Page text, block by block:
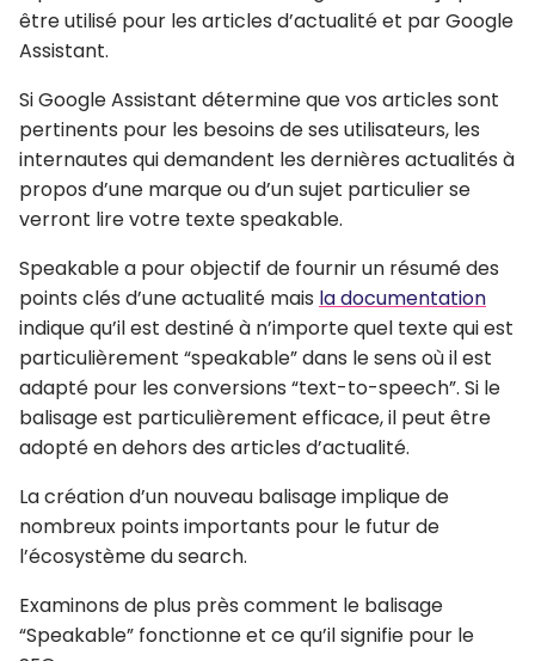
être utilisé pour les articles d’actualité et par Google
Assistant.
Si Google Assistant détermine que vos articles sont
pertinents pour les besoins de ses utilisateurs, les
internautes qui demandent les dernières actualités à
propos d’une marque ou d’un sujet particulier se
verront lire votre texte speakable.
Speakable a pour objectif de fournir un résumé des
points clés d’une actualité mais la documentation
indique qu’il est destiné à n’importe quel texte qui est
particulièrement “speakable” dans le sens où il est
adapté pour les conversions “text-to-speech”. Si le
balisage est particulièrement efficace, il peut être
adopté en dehors des articles d’actualité.
La création d’un nouveau balisage implique de
nombreux points importants pour le futur de
l’écosystème du search.
Examinons de plus près comment le balisage
“Speakable” fonctionne et ce qu’il signifie pour le